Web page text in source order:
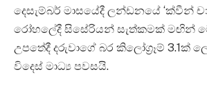
දෙසැම්බර් මාසයේදී ලන්ඩනයේ ‘ක්වීන්
රෝහලේදී සිසේරියන් සැත්කමක් මඟින්
උපතේදී දරුවාගේ බර කිලෝග්‍රෑම් 3.1ක්
විදෙස් මාධ්‍ය පවසයි.